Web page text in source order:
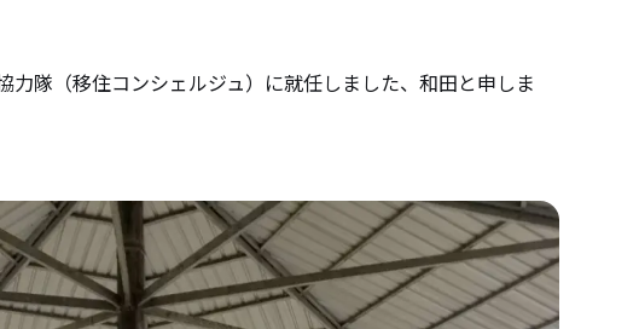
力隊（移住コンシェルジュ）に就任しました、和田と申しま